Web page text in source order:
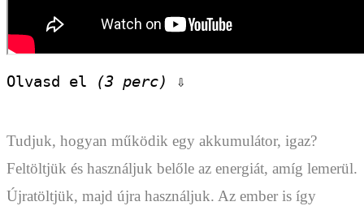
Olvasd el (3 perc) ⇩
Tudjuk, hogyan működik egy akkumulátor, igaz?
Feltöltjük és használjuk belőle az energiát, amíg lemerül.
Újratöltjük, majd újra használjuk. Az ember is így